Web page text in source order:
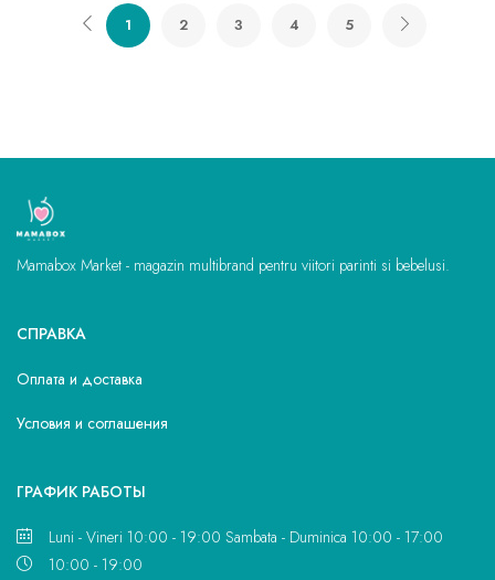
1 2 3 4 5
Mamabox Market - magazin multibrand pentru viitori parinti si bebelusi.
СПРАВКА
Оплата и доставка
Условия и соглашения
ГРАФИК РАБОТЫ
Luni - Vineri 10:00 - 19:00 Sambata - Duminica 10:00 - 17:00
10:00 - 19:00